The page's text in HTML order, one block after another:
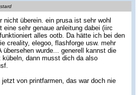
nicht überein. ein prusa ist sehr wohl
eine sehr genaue anleitung dabei (iirc
alles ootb. Da hätte ich bei den
creality, elegoo, flashforge usw. mehr
übersehen wurde... generell kannst die
dann musst dich da also
von printfarmen, das war doch nie